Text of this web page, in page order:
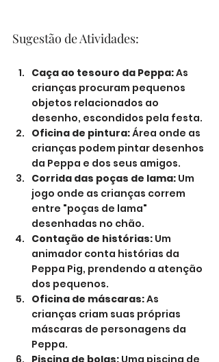
Sugestão de Atividades:
Caça ao tesouro da Peppa: As
crianças procuram pequenos
objetos relacionados ao
desenho, escondidos pela festa.
Oficina de pintura: Área onde as
crianças podem pintar desenhos
da Peppa e dos seus amigos.
Corrida das poças de lama: Um
jogo onde as crianças correm
entre "poças de lama"
desenhadas no chão.
Contação de histórias: Um
animador conta histórias da
Peppa Pig, prendendo a atenção
dos pequenos.
Oficina de máscaras: As
crianças criam suas próprias
máscaras de personagens da
Peppa.